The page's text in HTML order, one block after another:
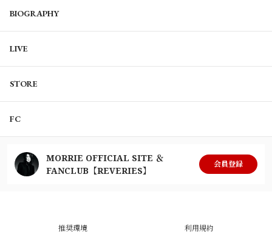
BIOGRAPHY
LIVE
STORE
FC
MORRIE OFFICIAL SITE ＆
FANCLUB【REVERIES】
会員登録
推奨環境 利用規約